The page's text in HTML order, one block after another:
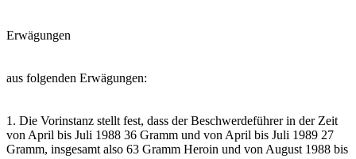
Erwägungen
aus folgenden Erwägungen:
1. Die Vorinstanz stellt fest, dass der Beschwerdeführer in der Zeit
von April bis Juli 1988 36 Gramm und von April bis Juli 1989 27
Gramm, insgesamt also 63 Gramm Heroin und von August 1988 bis